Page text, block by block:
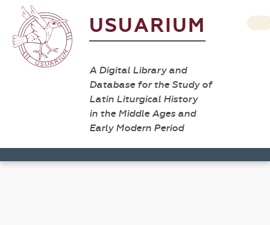
USUARIUM
A Digital Library and
Database for the Study of
Latin Liturgical History
in the Middle Ages and
Early Modern Period